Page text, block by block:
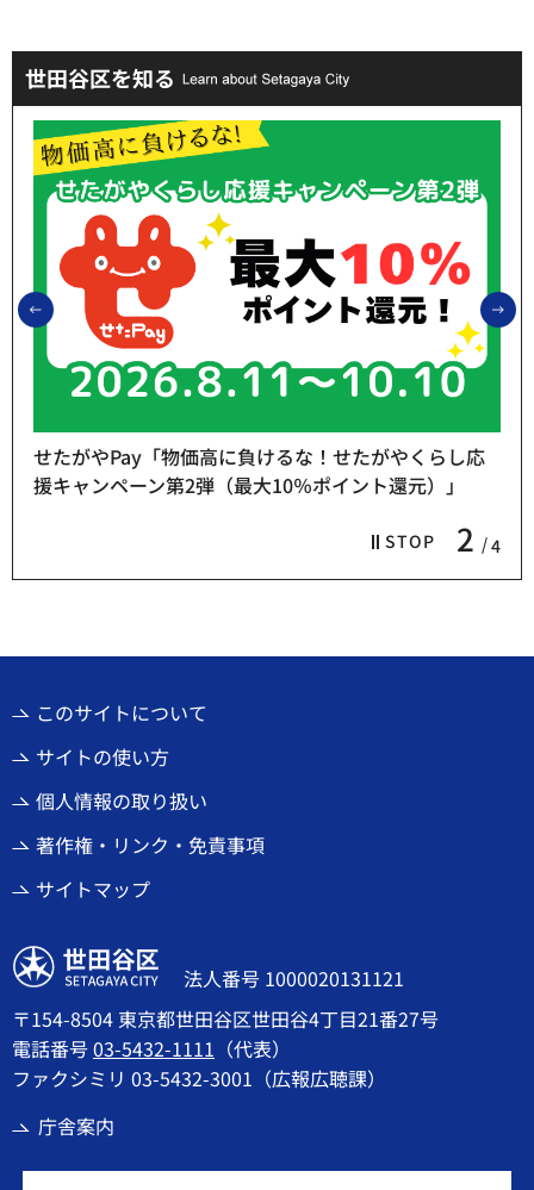
世田谷区を知る
前のスライドを表示
STOP 2 4
せたがやPay「物価高に負けるな！せたがやくらし応
援キャンペーン第2弾（最大10％ポイント還元）」
このサイトについて
サイトの使い方
個人情報の取り扱い
著作権・リンク・免責事項
サイトマップ
世田谷区
法人番号 1000020131121
〒154-8504 東京都世田谷区世田谷4丁目21番27号
電話番号03-5432-1111 （代表）
ファクシミリ 03-5432-3001（広報広聴課）
庁舎案内